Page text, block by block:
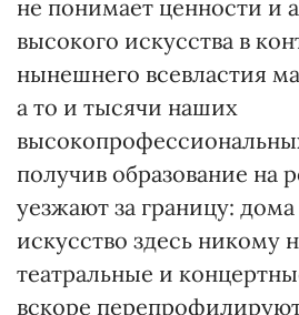
не понимает ценности и
высокого искусства в
нынешнего всевластия
а то и тысячи наших
получив образование на
уезжают за границу:
искусство здесь никому
театральные и
вскоре